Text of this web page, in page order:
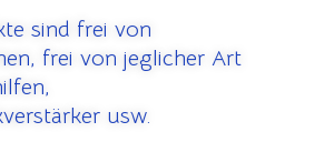
sind frei von
frei von jeglicher Art
usw.